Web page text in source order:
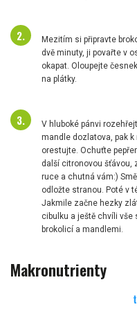
Mezitím si připravte
dvě minuty, ji povařte v
okapat. Oloupejte
na plátky.
V hluboké pánvi
mandle dozlatova, pak
orestujte. Ochuťte
další citronovou šťávou,
ruce a chutná vám:)
odložte stranou. Poté v
Jakmile začne hezky
cibulku a ještě chvíli vše
brokolicí a mandlemi.
Makronutrienty